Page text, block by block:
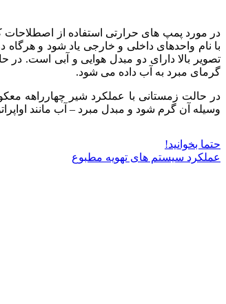
در مورد پمپ های حرارتی استفاده از اصطلاحات
با نام واحدهای داخلی و خارجی یاد شود و هرگاه
تصویر بالا دارای دو مبدل هوایی و آبی است. در
گرمای مبرد به آب داده می شود.
در حالت زمستانی با عملکرد شیر چهارراهه
وسیله آن گرم شود و مبدل مبرد – آب مانند
حتما بخوانید!
عملکرد سیستم های تهویه مطبوع